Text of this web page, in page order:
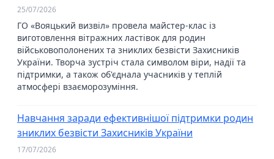
25/07/2026
ГО «Вояцький визвіл» провела майстер-клас із
виготовлення вітражних ластівок для родин
військовополонених та зниклих безвісти Захисників
України. Творча зустріч стала символом віри, надії та
підтримки, а також об'єднала учасників у теплій
атмосфері взаєморозуміння.
Навчання заради ефективнішої підтримки родин
зниклих безвісти Захисників України
17/07/2026